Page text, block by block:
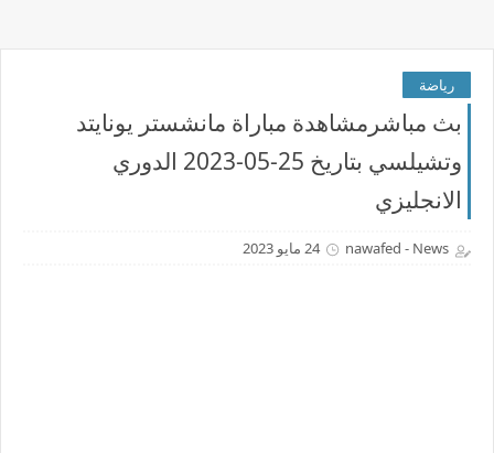
رياضة
بث مباشرمشاهدة مباراة مانشستر يونايتد
وتشيلسي بتاريخ 25-05-2023 الدوري
الانجليزي
nawafed - News 24 مايو 2023